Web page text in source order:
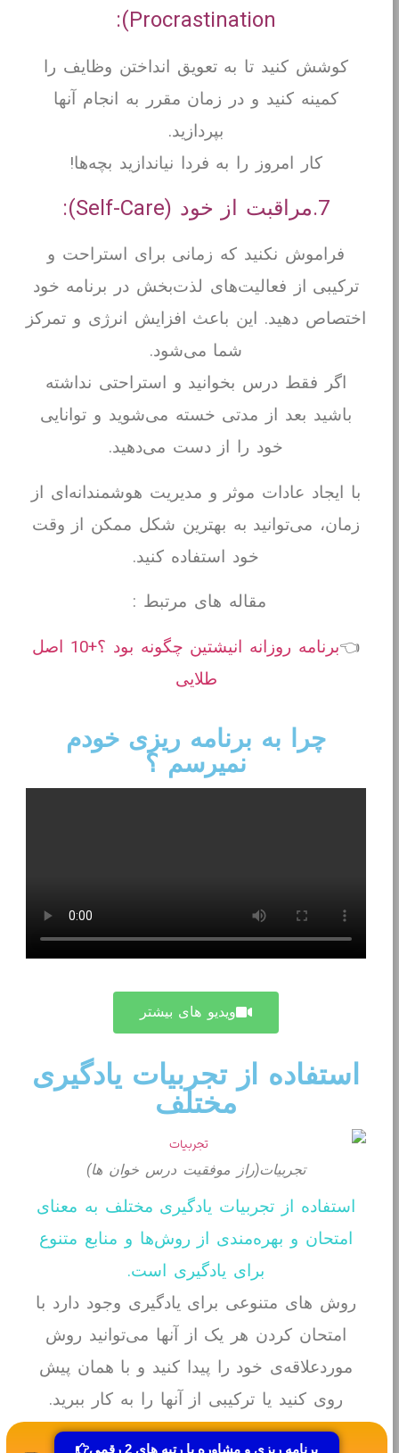
Procrastination):
کوشش کنید تا به تعویق انداختن وظایف را
کمینه کنید و در زمان مقرر به انجام آنها
بپردازید.
کار امروز را به فردا نیاندازید بچه‌ها!
7.مراقبت از خود (Self-Care):
فراموش نکنید که زمانی برای استراحت و
ترکیبی از فعالیت‌های لذت‌بخش در برنامه خود
اختصاص دهید. این باعث افزایش انرژی و تمرکز
شما می‌شود.
اگر فقط درس بخوانید و استراحتی نداشته
باشید بعد از مدتی خسته می‌شوید و توانایی
خود را از دست می‌دهید.
با ایجاد عادات موثر و مدیریت هوشمندانه‌ای از
زمان، می‌توانید به بهترین شکل ممکن از وقت
خود استفاده کنید.
مقاله های مرتبط :
👈
برنامه روزانه انیشتین چگونه بود ؟+10 اصل
طلایی
چرا به برنامه ریزی خودم
نمیرسم ؟
ویدیو های بیشتر
استفاده از تجربیات یادگیری
مختلف
تجربیات(راز موفقیت درس خوان ها)
استفاده از تجربیات یادگیری مختلف به معنای
امتحان و بهره‌مندی از روش‌ها و منابع متنوع
برای یادگیری است.
روش های متنوعی برای یادگیری وجود دارد با
امتحان کردن هر یک از آنها می‌توانید روش
موردعلاقه‌ی خود را پیدا کنید و با همان پیش
روی کنید یا ترکیبی از آنها را به کار ببرید.
برخی از این تجربیات عبارتند از:
برنامه ریزی و مشاوره با رتبه های 2 رقمی